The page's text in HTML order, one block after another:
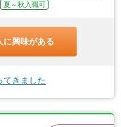
夏～秋入職可
に興味がある
てきました